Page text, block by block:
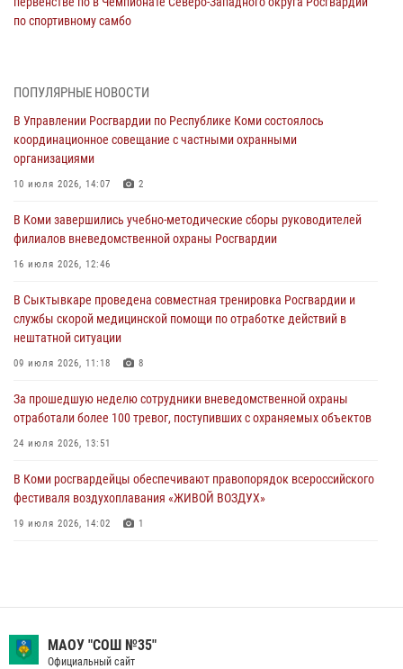
по спортивному самбо
законодательстве в сфере оборота оружия и продолжают изымать
оружие за нарушения
02 августа 2026, 06:17
В Койгородском районе местный житель обратился в Росгвардию
31 июля 2026, 10:55
Временно исполняющий обязанности начальника Управления
31 июля 2026, 06:57 8
В Усинске росгвардейцы оперативно отработали план «Квартал»
30 июля 2026, 13:53
В Санкт-Петербурге прошел окружной этап ежегодного
Всероссийского конкурса профессионального мастерства среди
сотрудников вневедомственной охраны Росгвардии
ПОПУЛЯРНЫЕ НОВОСТИ
В Управлении Росгвардии по Республике Коми состоялось
координационное совещание с частными охранными
организациями
10 июля 2026, 14:07 2
В Коми завершились учебно-методические сборы руководителей
филиалов вневедомственной охраны Росгвардии
16 июля 2026, 12:46
В Сыктывкаре проведена совместная тренировка Росгвардии и
службы скорой медицинской помощи по отработке действий в
нештатной ситуации
09 июля 2026, 11:18 8
За прошедшую неделю сотрудники вневедомственной охраны
отработали более 100 тревог, поступивших с охраняемых объектов
24 июля 2026, 13:51
В Коми росгвардейцы обеспечивают правопорядок всероссийского
фестиваля воздухоплавания «ЖИВОЙ ВОЗДУХ»
19 июля 2026, 14:02 1
В Сыктывкаре состоялась торжественная присяга для
военнослужащих по призыву в Центре подготовки личного состава
МАОУ "СОШ №35"
Официальный сайт